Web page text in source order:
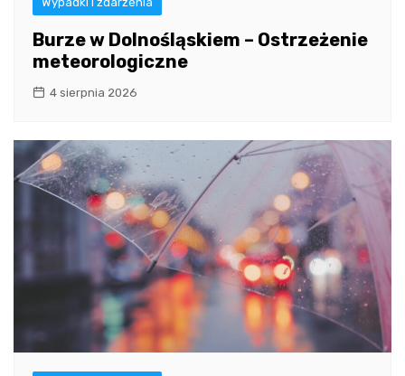
Burze w Dolnośląskiem – Ostrzeżenie
meteorologiczne
4 sierpnia 2026